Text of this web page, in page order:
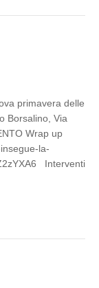
primavera delle
Borsalino, Via
Wrap up
la-
Interventi